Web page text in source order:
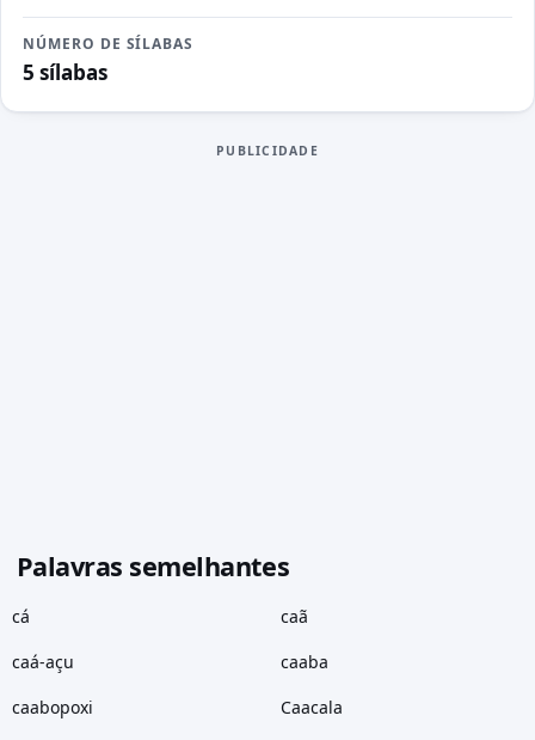
NÚMERO DE SÍLABAS
5 sílabas
PUBLICIDADE
Palavras semelhantes
cá caã
caá-açu caaba
caabopoxi Caacala